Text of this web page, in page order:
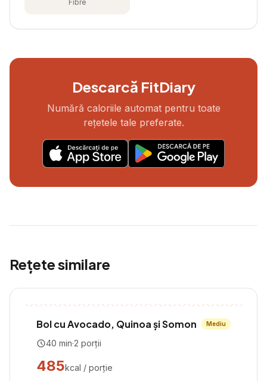
Fibre
Descarcă FitDiary
Numără caloriile automat pentru toate
rețetele tale preferate.
Rețete similare
Bol cu Avocado, Quinoa și Somon Mediu
40 min·2 porții
485kcal / porție